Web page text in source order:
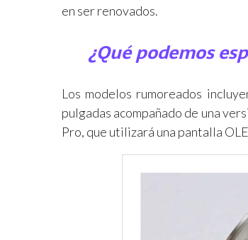
en ser renovados.
¿Qué podemos
Los modelos rumoreados
pulgadas acompañado de una
Pro, que utilizará una pantalla